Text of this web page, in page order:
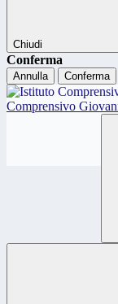
Chiudi
Conferma
Annulla Conferma
Comprensivo